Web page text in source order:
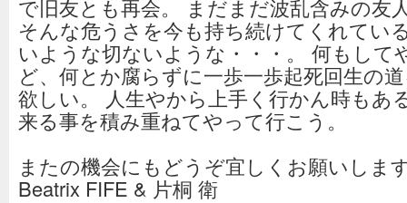
で旧友とも再会。 まだまだ波乱含みの友
そんな危うさを今も持ち続けてくれてい
いような切ないような・・・。 何もして
ど、何とか腐らずに一歩一歩起死回生の
欲しい。 人生やから上手く行かん時もあ
来る事を積み重ねてやって行こう。
またの機会にもどうぞ宜しくお願いし
Beatrix FIFE & 片桐 衛